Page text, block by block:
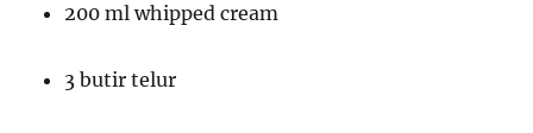
200 ml whipped cream
3 butir telur